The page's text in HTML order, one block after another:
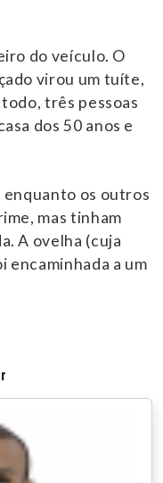
do veículo. O
virou um tuíte,
três pessoas
dos 50 anos e
enquanto os outros
mas tinham
A ovelha (cuja
a um